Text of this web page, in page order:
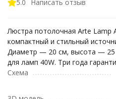
5.0 Написать отзыв
Люстра потолочная Arte Lamp
компактный и стильный
Диаметр — 20 см, высота — 25
для ламп 40W. Три года
Схема